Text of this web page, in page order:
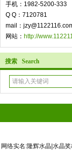
手机：1982-5200-333
Q Q：7120781
mail：
网站： http://
搜索 Search
网络实名:隆辉水晶|水晶